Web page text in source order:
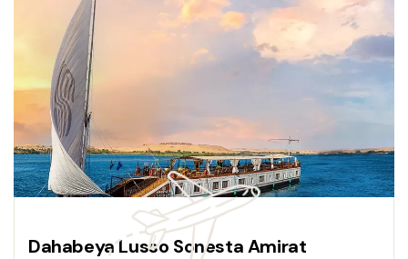
Dahabeya Lusso Sonesta Amirat